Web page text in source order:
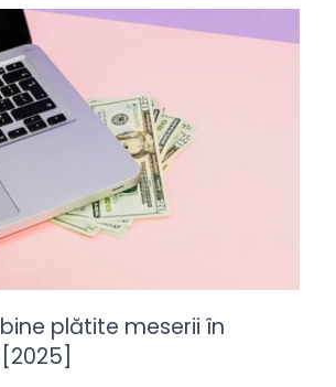
plătite meserii în